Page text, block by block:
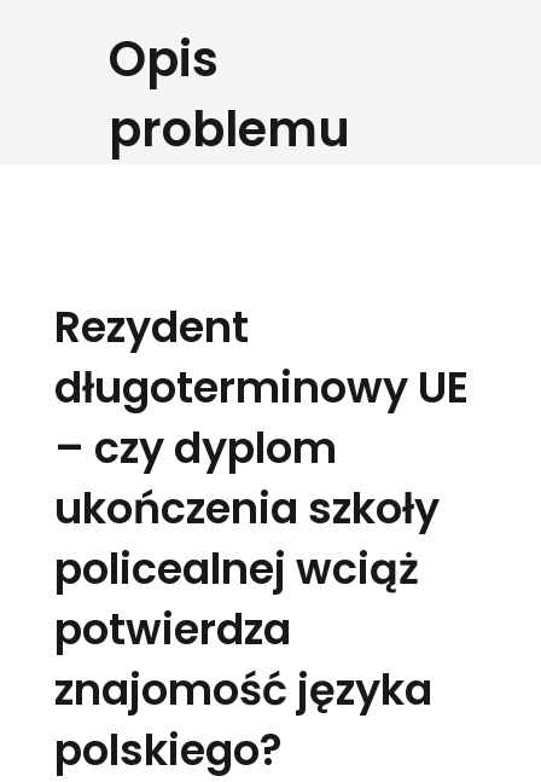
Opis
problemu
Rezydent
długoterminowy UE
– czy dyplom
ukończenia szkoły
policealnej wciąż
potwierdza
znajomość języka
polskiego?